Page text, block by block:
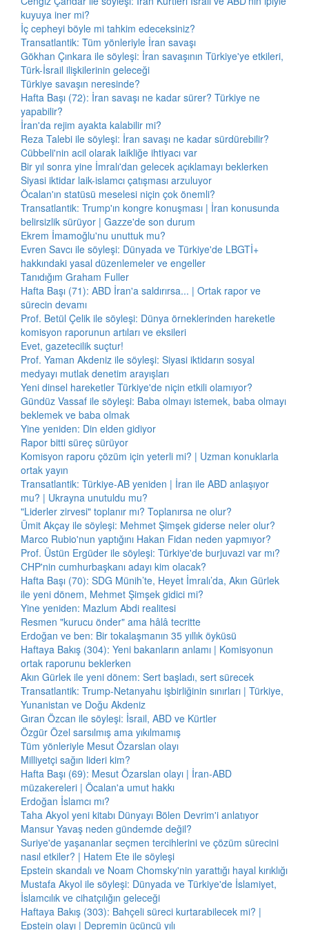
kuyuya iner mi?
İç cepheyi böyle mi tahkim edeceksiniz?
Transatlantik: Tüm yönleriyle İran savaşı
Gökhan Çınkara ile söyleşi: İran savaşının Türkiye'ye etkileri,
Türk-İsrail ilişkilerinin geleceği
Türkiye savaşın neresinde?
Hafta Başı (72): İran savaşı ne kadar sürer? Türkiye ne
yapabilir?
İran'da rejim ayakta kalabilir mi?
Reza Talebi ile söyleşi: İran savaşı ne kadar sürdürebilir?
Cübbeli'nin acil olarak laikliğe ihtiyacı var
Bir yıl sonra yine İmralı'dan gelecek açıklamayı beklerken
Siyasi iktidar laik-islamcı çatışması arzuluyor
Öcalan'ın statüsü meselesi niçin çok önemli?
Transatlantik: Trump'ın kongre konuşması | İran konusunda
belirsizlik sürüyor | Gazze'de son durum
Ekrem İmamoğlu'nu unuttuk mu?
Evren Savcı ile söyleşi: Dünyada ve Türkiye'de LBGTİ+
hakkındaki yasal düzenlemeler ve engeller
Tanıdığım Graham Fuller
Hafta Başı (71): ABD İran'a saldırırsa... | Ortak rapor ve
sürecin devamı
Prof. Betül Çelik ile söyleşi: Dünya örneklerinden hareketle
komisyon raporunun artıları ve eksileri
Evet, gazetecilik suçtur!
Prof. Yaman Akdeniz ile söyleşi: Siyasi iktidarın sosyal
medyayı mutlak denetim arayışları
Yeni dinsel hareketler Türkiye'de niçin etkili olamıyor?
Gündüz Vassaf ile söyleşi: Baba olmayı istemek, baba olmayı
beklemek ve baba olmak
Yine yeniden: Din elden gidiyor
Rapor bitti süreç sürüyor
Komisyon raporu çözüm için yeterli mi? | Uzman konuklarla
ortak yayın
Transatlantik: Türkiye-AB yeniden | İran ile ABD anlaşıyor
mu? | Ukrayna unutuldu mu?
"Liderler zirvesi" toplanır mı? Toplanırsa ne olur?
Ümit Akçay ile söyleşi: Mehmet Şimşek giderse neler olur?
Marco Rubio'nun yaptığını Hakan Fidan neden yapmıyor?
Prof. Üstün Ergüder ile söyleşi: Türkiye'de burjuvazi var mı?
CHP'nin cumhurbaşkanı adayı kim olacak?
Hafta Başı (70): SDG Münih’te, Heyet İmralı’da, Akın Gürlek
ile yeni dönem, Mehmet Şimşek gidici mi?
Yine yeniden: Mazlum Abdi realitesi
Resmen "kurucu önder" ama hâlâ tecritte
Erdoğan ve ben: Bir tokalaşmanın 35 yıllık öyküsü
Haftaya Bakış (304): Yeni bakanların anlamı | Komisyonun
ortak raporunu beklerken
Akın Gürlek ile yeni dönem: Sert başladı, sert sürecek
Transatlantik: Trump-Netanyahu işbirliğinin sınırları | Türkiye,
Yunanistan ve Doğu Akdeniz
Gıran Özcan ile söyleşi: İsrail, ABD ve Kürtler
Özgür Özel sarsılmış ama yıkılmamış
Tüm yönleriyle Mesut Özarslan olayı
Milliyetçi sağın lideri kim?
Hafta Başı (69): Mesut Özarslan olayı | İran-ABD
müzakereleri | Öcalan'a umut hakkı
Erdoğan İslamcı mı?
Taha Akyol yeni kitabı Dünyayı Bölen Devrim'i anlatıyor
Mansur Yavaş neden gündemde değil?
Suriye'de yaşananlar seçmen tercihlerini ve çözüm sürecini
nasıl etkiler? | Hatem Ete ile söyleşi
Epstein skandalı ve Noam Chomsky'nin yarattığı hayal kırıklığı
Mustafa Akyol ile söyleşi: Dünyada ve Türkiye'de İslamiyet,
İslamcılık ve cihatçılığın geleceği
Haftaya Bakış (303): Bahçeli süreci kurtarabilecek mi? |
Epstein olayı | Depremin üçüncü yılı